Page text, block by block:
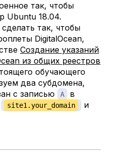
так, чтобы
Ubuntu 18.04.
так, чтобы
DigitalOcean,
Создание указаний
из общих реестров
обучающего
два субдомена,
с записью
A
в
site1.your_domain и